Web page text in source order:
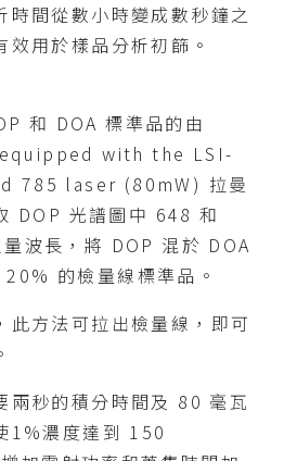
時間從數小時變成數秒鐘之
效用於樣品分析初篩。
和 DOA 標準品的由
with the LSI-
785 laser (80mW) 拉曼
DOP 光譜圖中 648 和
波長，將 DOP 混於 DOA
的檢量線標準品。
此方法可拉出檢量線，即可
兩秒的積分時間及 80 毫瓦
1%濃度達到 150